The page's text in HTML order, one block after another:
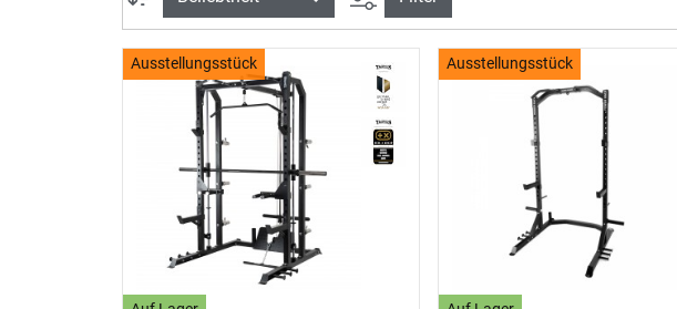
Ausstellungsstück Ausstellungsstück